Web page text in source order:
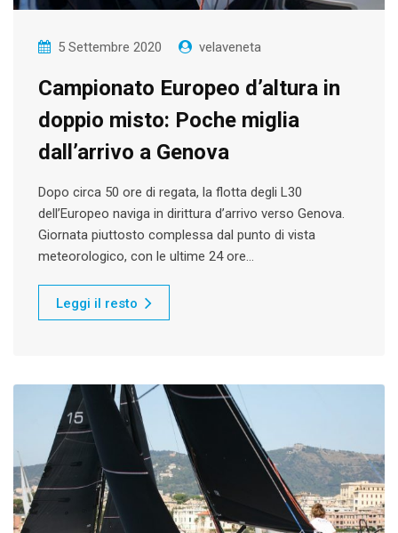
5 Settembre 2020 velaveneta
Campionato Europeo d’altura in
doppio misto: Poche miglia
dall’arrivo a Genova
Dopo circa 50 ore di regata, la flotta degli L30
dell’Europeo naviga in dirittura d’arrivo verso Genova.
Giornata piuttosto complessa dal punto di vista
meteorologico, con le ultime 24 ore…
Leggi il resto